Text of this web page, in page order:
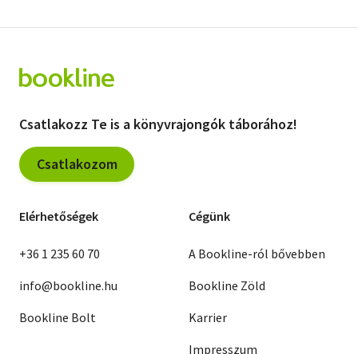
Csatlakozz Te is a könyvrajongók táborához!
Csatlakozom
Elérhetőségek
+36 1 235 60 70
info@bookline.hu
Bookline Bolt
Cégünk
A Bookline-ról bővebben
Bookline Zöld
Karrier
Impresszum